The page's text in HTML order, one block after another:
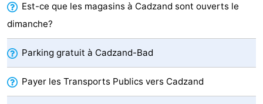
Bad
Cadzand
Hoogduin
-
Noordzee
Résidence
Cadzand-
-
Resort
Nieuwvliet-
-
Schoneveld
-
Est-ce que les magasins à Cadzand sont ouverts le
dimanche?
Parking gratuit à Cadzand-Bad
Payer les Transports Publics vers Cadzand